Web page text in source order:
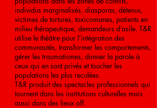
individus marginalisés, diasporas, détenus,
victimes de tortures, toxicomanes, patients en
milieu thérapeutique, demandeurs d’asile. T&R
utilise le théâtre pour l’intégration des
communautés, transformer les comportements,
gérer les traumatismes, donner la parole à
ceux qui en sont privés et toucher les
populations les plus reculées.
T&R produit des spectacles professionnels qui
tournent dans les institutions culturelles mais
aussi dans des lieux off.